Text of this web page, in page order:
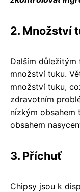
2. Množství
Dalším
množství tuku.
množství tuku,
zdravotním
nízkým obsahem
obsahem
3. Příchuť
Chipsy jsou k